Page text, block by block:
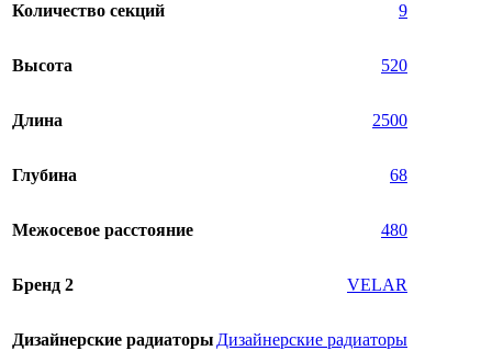
Количество секций 9
Высота 520
Длина 2500
Глубина 68
Межосевое расстояние 480
Бренд 2 VELAR
Дизайнерские радиаторыДизайнерские радиаторы